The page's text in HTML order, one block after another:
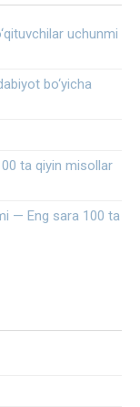
uchunmi
bo‘yicha
ta qiyin misollar
— Eng sara 100 ta